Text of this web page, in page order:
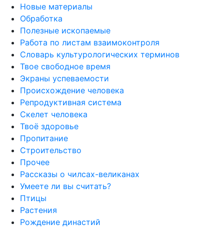
Новые материалы
Обработка
Полезные ископаемые
Работа по листам взаимоконтроля
Словарь культурологических терминов
Твое свободное время
Экраны успеваемости
Происхождение человека
Репродуктивная система
Скелет человека
Твоё здоровье
Пропитание
Строительство
Прочее
Рассказы о чилсах-великанах
Умеете ли вы считать?
Птицы
Растения
Рождение династий